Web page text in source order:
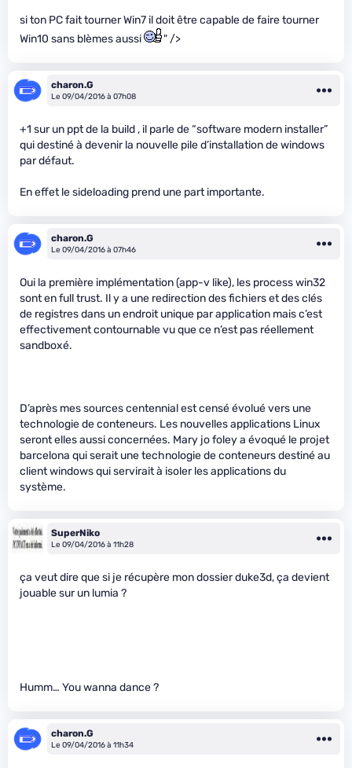
si ton PC fait tourner Win7 il doit être capable de faire tourner
Win10 sans blèmes aussi
" />
charon.G
Le 09/04/2016 à 07h08
+1 sur un ppt de la build , il parle de “software modern installer”
qui destiné à devenir la nouvelle pile d’installation de windows
par défaut.
En effet le sideloading prend une part importante.
charon.G
Le 09/04/2016 à 07h46
Oui la première implémentation (app-v like), les process win32
sont en full trust. Il y a une redirection des fichiers et des clés
de registres dans un endroit unique par application mais c’est
effectivement contournable vu que ce n’est pas réellement
sandboxé.
D’après mes sources centennial est censé évolué vers une
technologie de conteneurs. Les nouvelles applications Linux
seront elles aussi concernées. Mary jo foley a évoqué le projet
barcelona qui serait une technologie de conteneurs destiné au
client windows qui servirait à isoler les applications du
système.
SuperNiko
Le 09/04/2016 à 11h28
ça veut dire que si je récupère mon dossier duke3d, ça devient
jouable sur un lumia ?
Humm… You wanna dance ?
charon.G
Le 09/04/2016 à 11h34